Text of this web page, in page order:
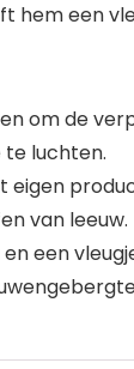
hem een
om de
luchten.
eigen
van leeuw.
en een